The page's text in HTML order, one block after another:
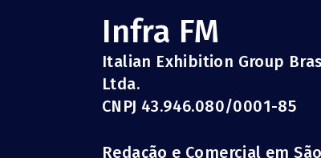
Infra FM
Italian Exhibition Group
Ltda.
CNPJ 43.946.080/0001-85
Redação e Comercial em